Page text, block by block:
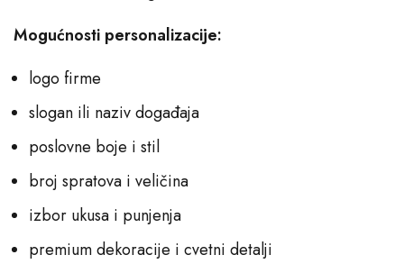
Mogućnosti personalizacije:
logo firme
slogan ili naziv događaja
poslovne boje i stil
broj spratova i veličina
izbor ukusa i punjenja
premium dekoracije i cvetni detalji